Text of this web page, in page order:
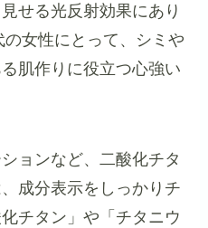
せる光反射効果にあり
女性にとって、シミや
肌作りに役立つ心強い
ョンなど、二酸化チタ
成分表示をしっかりチ
チタン」や「チタニウ